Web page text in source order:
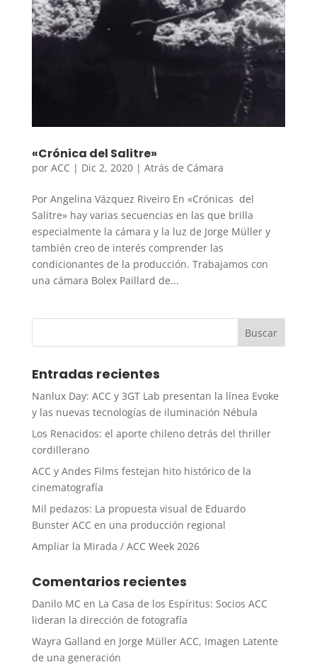
«Crónica del Salitre»
por ACC | Dic 2, 2020| Atrás de Cámara
Por Angelina Vázquez Riveiro En «Crónicas del
Salitre» hay varias secuencias en las que brilla
especialmente la cámara y la luz de Jorge Müller y
también creo de interés comprender las
condicionantes de la producción. Trabajamos con
una cámara Bolex Paillard de...
Entradas recientes
Nanlux Day: ACC y 3GT Lab presentan la línea Evoke
y las nuevas tecnologías de iluminación Nébula
Los Renacidos: el aporte chileno detrás del thriller
cordillerano
ACC y Andes Films festejan hito histórico de la
cinematografía
Mil pedazos: La propuesta visual de Eduardo
Bunster ACC en una producción regional
Ampliar la Mirada / ACC Week 2026
Comentarios recientes
Danilo MC en La Casa de los Espíritus: Socios ACC
lideran la dirección de fotografía
Wayra Galland en Jorge Müller ACC, Imagen Latente
de una generación